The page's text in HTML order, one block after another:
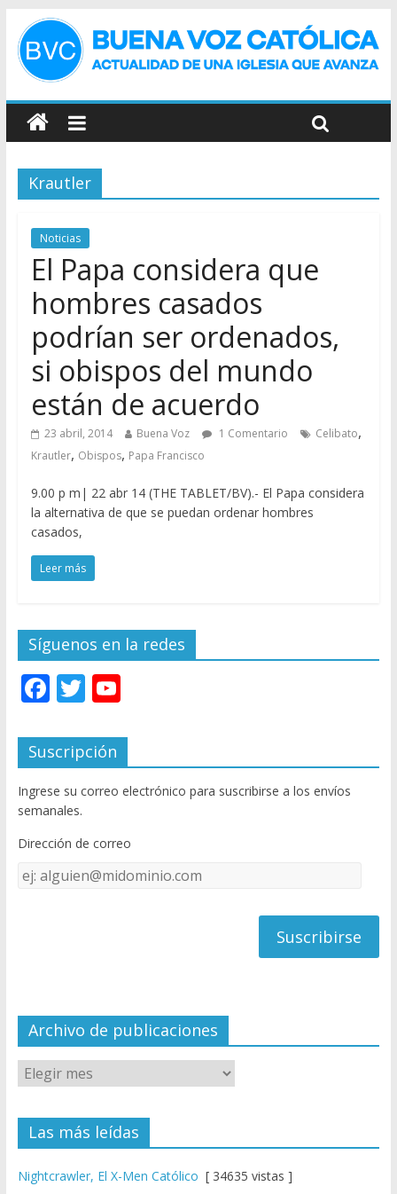
Krautler
Noticias
El Papa considera que
hombres casados
podrían ser ordenados,
si obispos del mundo
están de acuerdo
23 abril, 2014 Buena Voz 1 Comentario Celibato,
Krautler, Obispos, Papa Francisco
9.00 p m| 22 abr 14 (THE TABLET/BV).- El Papa considera
la alternativa de que se puedan ordenar hombres
casados,
Leer más
Síguenos en la redes
F
e
b
o
o
k
T
itt
er
Y
u
T
u
e
C
el
Suscripción
Ingrese su correo electrónico para suscribirse a los envíos
semanales.
Dirección de correo
Dirección
de
Archivo de publicaciones
Las más leídas
Nightcrawler, El X-Men Católico [ 34635 vistas ]